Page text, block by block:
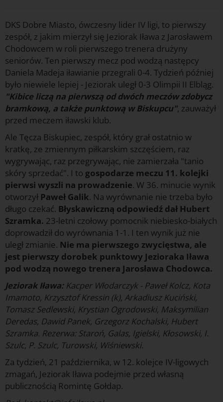
DKS Dobre Miasto, ówczesny lider IV ligi, to pierwszy
zespół, z jakim mierzył się Jeziorak Iława z Jarosławem
Chodowcem w roli pierwszego trenera drużyny
seniorów. Ten pierwszy mecz pod wodzą następcy
Daniela Madeja iławianie przegrali 0-4. Tydzień później
było niewiele lepiej - Jeziorak uległ 0-3 Olimpii II Elbląg.
"Kibice liczą na pierwszą od dwóch meczów zdobycz
bramkową, a także punktową w Biskupcu", zauważył
przed meczem iławski klub.
Ale Tęcza Biskupiec, zespół, który grał ostatnio w
kratkę, ze zmiennym piłkarskim szczęściem, raz
wygrywając, raz przegrywając, nie zamierzała "tanio
skóry sprzedać". I to gospodarze meczu 11. kolejki
pierwsi wyszli na prowadzenie. W 36. minucie wynik
otworzył Paweł Galik. Na wyrównanie nie trzeba było
długo czekać. Błyskawiczną odpowiedź dał Hubert
Szramka. 23-letni czołowy pomocnik niebiesko-białych
doprowadził do wyrównania 1-1. I ten wynik już nie
uległ zmianie. Nie ma pierwszego zwycięstwa, ale
jest pierwszy dorobek punktowy Jezioraka Iława
pod wodzą nowego trenera Jarosława Chodowca.
Jeziorak Iława: Kacper Włodarczyk - Paweł Kolcz, Kota
Imamoto, Krzysztof Kressin (k), Arkadiusz Kuciński,
Tomasz Sedlewski, Krystian Ogrodowski, Maksymilian
Deredas, Dawid Panek, Grzegorz Kochalski, Hubert
Szramka. Rezerwa: Staroń, Galas, Igielski, Kłosowski, I.
Szulc, P. Szulc, Turowski, Wiśniewski.
Za tydzień, 21 października, w 12. kolejce IV-ligowych
zmagań, Jeziorak Iława podejmie przed własną
publicznością Romintę Gołdap.